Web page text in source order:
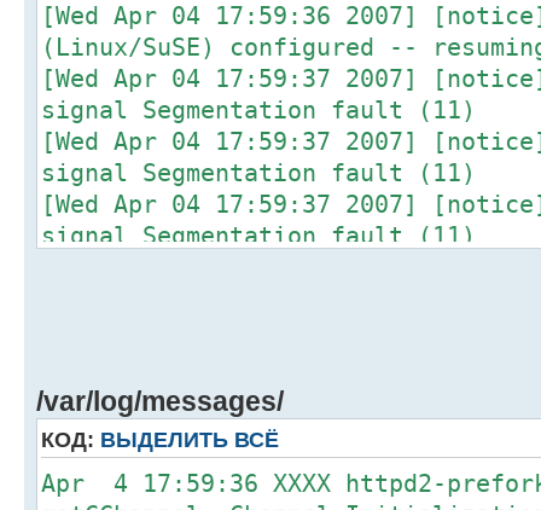
[Wed Apr 04 17:59:36 2007]
(Linux/SuSE) configured --
[Wed Apr 04 17:59:37 2007]
signal Segmentation fault (11)
[Wed Apr 04 17:59:37 2007]
signal Segmentation fault (11)
[Wed Apr 04 17:59:37 2007]
signal Segmentation fault (11)
/var/log/messages/
КОД: ВЫДЕЛИТЬ ВСЁ
Apr 4 17:59:36 XXXX httpd2-